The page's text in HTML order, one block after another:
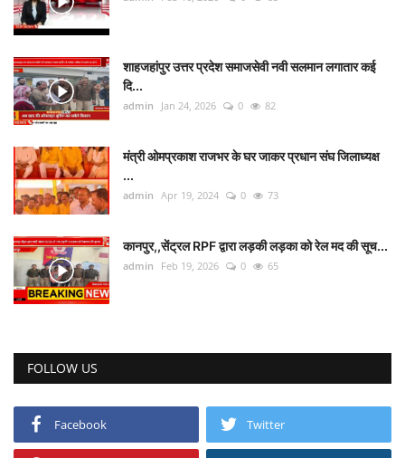
शाहजहांपुर उत्तर प्रदेश समाजसेवी नवी सलमान लगातार कई
दि...
admin Jan 24, 2026 0 82
मंत्री ओमप्रकाश राजभर के घर जाकर प्रधान संघ जिलाध्यक्ष
...
admin Apr 19, 2024 0 73
कानपुर,,सेंट्रल RPF द्वारा लड़की लड़का को रेल मद की सूच...
admin Feb 19, 2026 0 65
FOLLOW US
Facebook Twitter